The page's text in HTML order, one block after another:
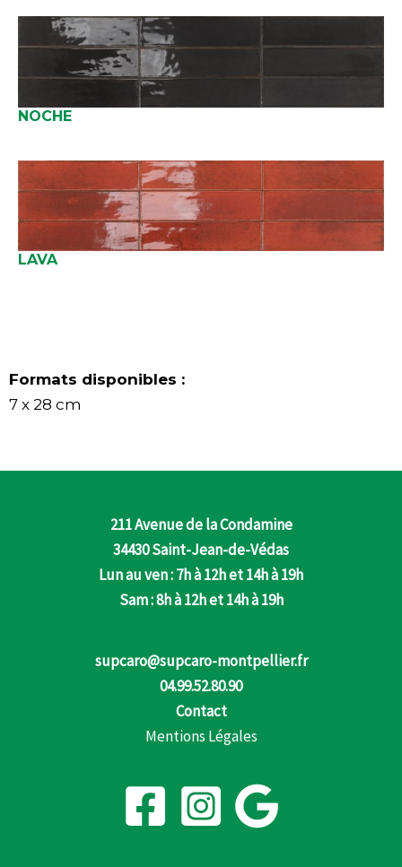
NOCHE
LAVA
Formats disponibles :
7 x 28 cm
211 Avenue de la Condamine
34430 Saint-Jean-de-Védas
Lun au ven : 7h à 12h et 14h à 19h
Sam : 8h à 12h et 14h à 19h
supcaro@supcaro-montpellier.fr
04.99.52.80.90
Contact
Mentions Légales